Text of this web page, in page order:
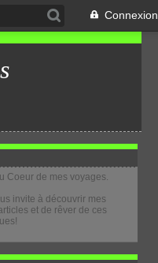
Connexion
Coeur de mes voyages.
invite à découvrir mes
et de rêver de ces